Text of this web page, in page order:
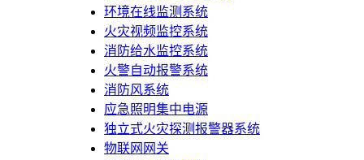
环境在线监测系统
火灾视频监控系统
消防给水监控系统
火警自动报警系统
消防风系统
应急照明集中电源
独立式火灾探测报警器系统
物联网网关